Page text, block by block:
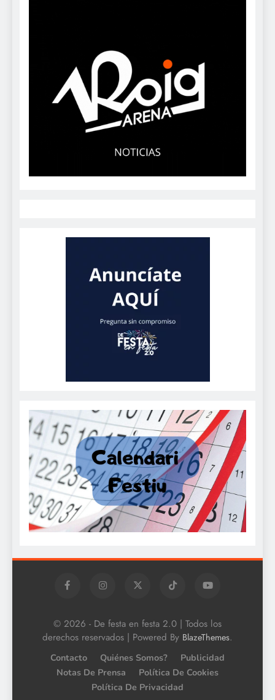
© 2026 - De festa en festa 2.0 | Todos los
derechos reservados | Powered By BlazeThemes.
Contacto Quiénes Somos?
Publicidad
Notas De Prensa
Política De Cookies
Política De Privacidad